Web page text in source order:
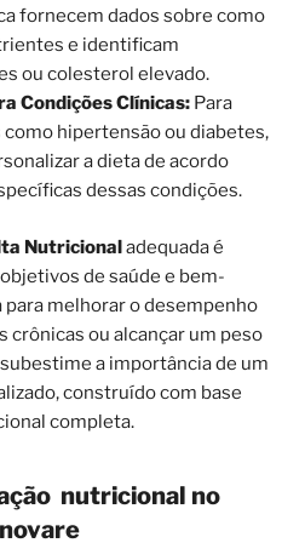
fornecem dados sobre como
e identificam
ou colesterol elevado.
Condições Clínicas: Para
hipertensão ou diabetes,
a dieta de acordo
dessas condições.
Nutricionaladequada é
de saúde e bem-
para melhorar o desempenho
crônicas ou alcançar um peso
a importância de um
construído com base
completa.
nutricional no